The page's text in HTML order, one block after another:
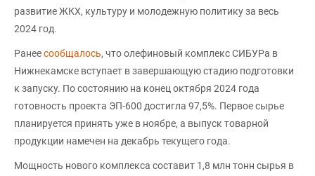
развитие ЖКХ, культуру и молодежную политику за весь
2024 год.
Ранеесообщалось, что олефиновый комплекс СИБУРа в
Нижнекамске вступает в завершающую стадию подготовки
к запуску. По состоянию на конец октября 2024 года
готовность проекта ЭП-600 достигла 97,5%. Первое сырье
планируется принять уже в ноябре, а выпуск товарной
продукции намечен на декабрь текущего года.
Мощность нового комплекса составит 1,8 млн тонн сырья в